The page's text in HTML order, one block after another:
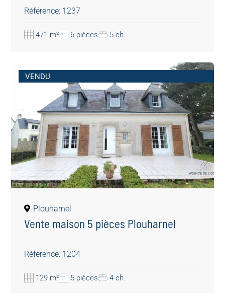
Référence: 1237
471 m² 6 pièces 5 ch.
VENDU
Plouharnel
Vente maison 5 pièces Plouharnel
Référence: 1204
129 m² 5 pièces 4 ch.